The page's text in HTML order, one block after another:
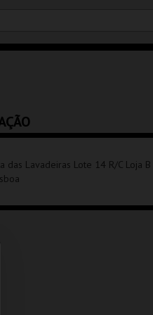
das Lavadeiras Lote 14 R/C Loja B